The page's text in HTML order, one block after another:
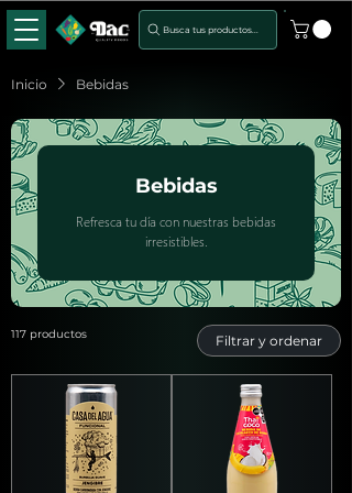
Busca tus productos...
Inicio Bebidas
Bebidas
Refresca tu día con nuestras bebidas
irresistibles.
117 productos Filtrar y ordenar